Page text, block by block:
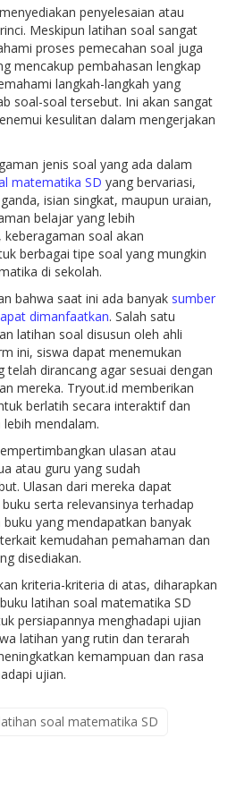
penyelesaian atau
Meskipun latihan soal sangat
proses pemecahan soal juga
mencakup pembahasan lengkap
langkah-langkah yang
soal-soal tersebut. Ini akan sangat
kesulitan dalam mengerjakan
jenis soal yang ada dalam
matematika SD yang bervariasi,
isian singkat, maupun uraian,
belajar yang lebih
keberagaman soal akan
berbagai tipe soal yang mungkin
di sekolah.
bahwa saat ini ada banyaksumber
dimanfaatkan. Salah satu
latihan soal disusun oleh ahli
ini, siswa dapat menemukan
telah dirancang agar sesuai dengan
mereka. Tryout.id memberikan
berlatih secara interaktif dan
mendalam.
ulasan atau
atau guru yang sudah
Ulasan dari mereka dapat
serta relevansinya terhadap
yang mendapatkan banyak
kemudahan pemahaman dan
disediakan.
kriteria-kriteria di atas, diharapkan
latihan soal matematika SD
persiapannya menghadapi ujian
latihan yang rutin dan terarah
kemampuan dan rasa
ujian.
soal matematika SD